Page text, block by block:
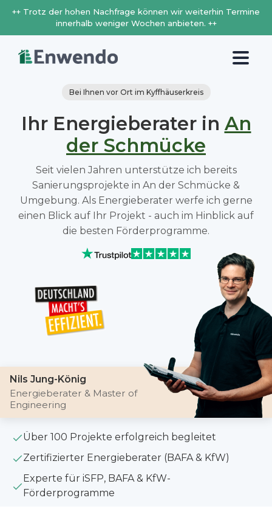
++ Trotz der hohen Nachfrage können wir weiterhin Termine
innerhalb weniger Wochen anbieten. ++
Bei Ihnen vor Ort im Kyffhäuserkreis
Ihr Energieberater in An
der Schmücke
Seit vielen Jahren unterstütze ich bereits
Sanierungsprojekte in An der Schmücke &
Umgebung. Als Energieberater werfe ich gerne
einen Blick auf Ihr Projekt - auch im Hinblick auf
die besten Förderprogramme.
Nils Jung-König
Energieberater & Master of
Engineering
Über 100 Projekte erfolgreich begleitet
Zertifizierter Energieberater (BAFA & KfW)
Experte für iSFP, BAFA & KfW-
Förderprogramme